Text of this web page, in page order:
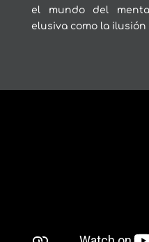
el mundo del
elusiva como la ilusión